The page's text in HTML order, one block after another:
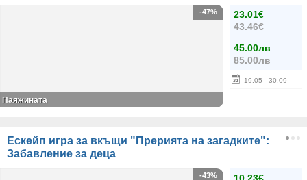
23.01€
43.46€
45.00лв
85.00лв
19.05 - 30.09
-47%
Паяжината
Ескейп игра за вкъщи "Прерията на загадките":
Забавление за деца
10.23€
-43%